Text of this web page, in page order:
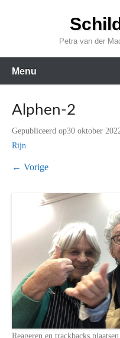
inhoud
Petra van der
Menu
Alphen-2
Gepubliceerd op30 oktober
Rijn
← Vorige
Reageren en trackbacks